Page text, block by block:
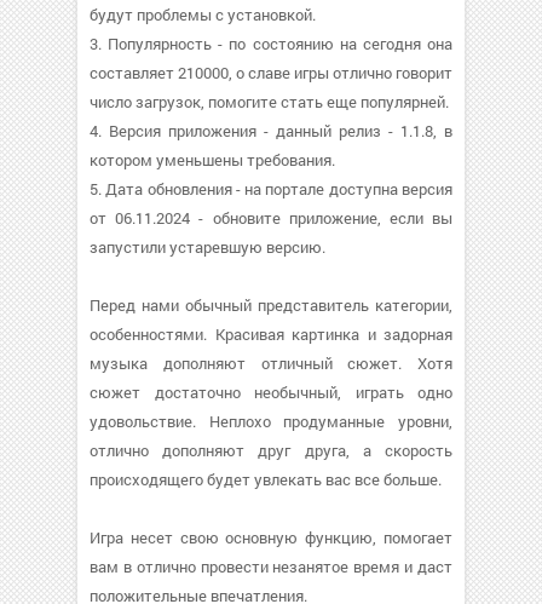
будут проблемы с установкой.
3. Популярность - по состоянию на сегодня она
составляет 210000, о cлаве игры отлично говорит
число загрузок, помогите стать еще популярней.
4. Версия приложения - данный релиз - 1.1.8, в
котором уменьшены требования.
5. Дата обновления - на портале доступна версия
от 06.11.2024 - обновите приложение, если вы
запустили устаревшую версию.
Перед нами обычный представитель категории,
особенностями. Красивая картинка и задорная
музыка дополняют отличный сюжет. Хотя
сюжет достаточно необычный, играть одно
удовольствие. Неплохо продуманные уровни,
отлично дополняют друг друга, а скорость
происходящего будет увлекать вас все больше.
Игра несет свою основную функцию, помогает
вам в отлично провести незанятое время и даст
положительные впечатления.